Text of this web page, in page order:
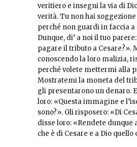
veritiero e insegni la via di
verità. Tu non hai
perché non guardi in faccia a
Dunque, di’ a noi il tuo
pagare il tributo a Cesare?».
conoscendo la loro malizia,
perché volete mettermi alla
Mostratemi la moneta del
gli presentarono un denaro.
loro: «Questa immagine e
sono?». Gli risposero: «Di
disse loro: «Rendete dunque
che è di Cesare e a Dio quello